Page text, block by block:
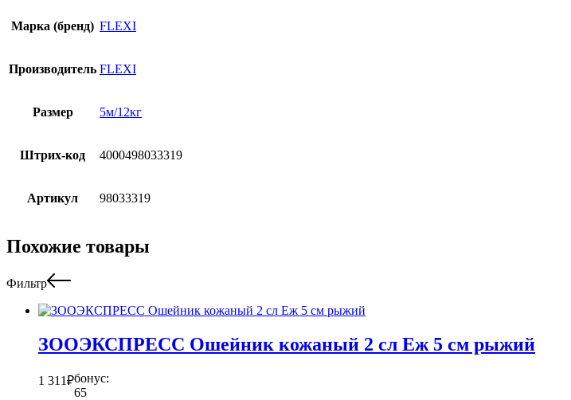
Марка (бренд) FLEXI
Производитель FLEXI
Размер 5м/12кг
Штрих-код 4000498033319
Артикул 98033319
Похожие товары
Фильтр
ЗООЭКСПРЕСС Ошейник кожаный 2 сл Еж 5 см рыжий
1 311₽бонус:
65